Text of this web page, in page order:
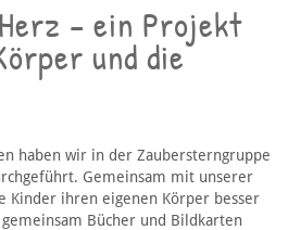
– ein Projekt
und die
haben wir in der Zaubersterngruppe
Gemeinsam mit unserer
Kinder ihren eigenen Körper besser
Bücher und Bildkarten